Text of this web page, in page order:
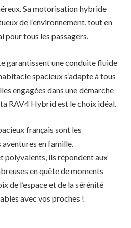
Sa motorisation hybride
de l’environnement, tout en
tous les passagers.
garantissent une conduite fluide
spacieux s’adapte à tous
engagées dans une démarche
RAV4 Hybrid est le choix idéal.
français sont les
en famille.
polyvalents, ils répondent aux
en quête de moments
de l’espace et de la sérénité
avec vos proches !